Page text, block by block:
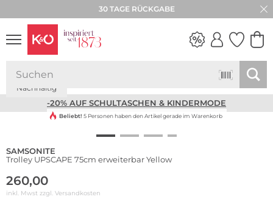
30 TAGE RÜCKGABE
NEW IN
-20% AUF SCHULTASCHEN & KINDERMODE
Nachhaltig
Beliebt! 5 Personen haben den Artikel gerade im Warenkorb
SAMSONITE
Trolley UPSCAPE 75cm erweiterbar Yellow
260,00
inkl. Mwst zzgl. Versandkosten